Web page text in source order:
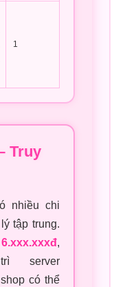
1
Truy
nhiều chi
tập trung.
,
server
có thể